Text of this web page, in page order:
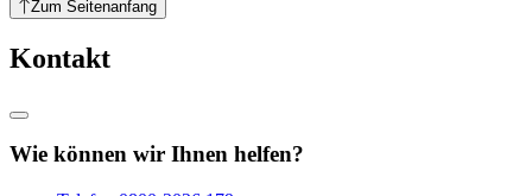
Zum Seitenanfang
Kontakt
Wie können wir Ihnen helfen?